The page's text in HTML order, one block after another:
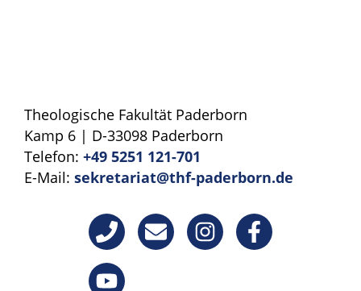
Theologische Fakultät Paderborn
Kamp 6 | D-33098 Paderborn
Telefon: +49 5251 121-701
E-Mail: sekretariat@thf-paderborn.de